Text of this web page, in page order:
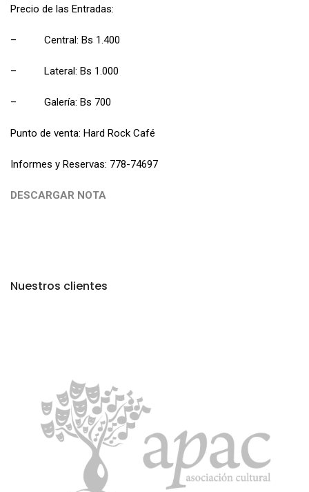
Precio de las Entradas:
– Central: Bs 1.400
– Lateral: Bs 1.000
– Galería: Bs 700
Punto de venta: Hard Rock Café
Informes y Reservas: 778-74697
DESCARGAR NOTA
Nuestros clientes